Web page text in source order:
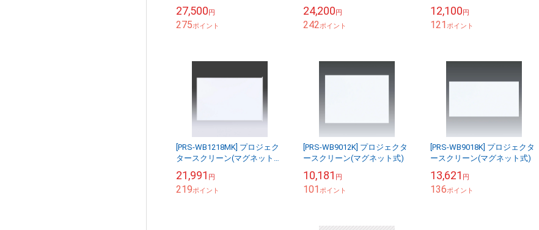
27,500円
275ポイント
24,200円
242ポイント
12,100円
121ポイント
[PRS-WB1218MK] プロジェク
タースクリーン(マグネット
21,991 円
219ポイント
[PRS-WB9012K] プロジェクタ
ースクリーン(マグネット式)
10,181 円
101ポイント
[PRS-WB9018K] プロジェクタ
ースクリーン(マグネット式)
13,621 円
136ポイント